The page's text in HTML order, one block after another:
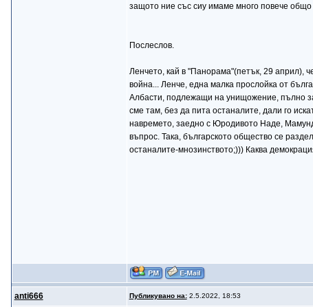
защото ние със сиу имаме много повече общо
Послеслов.
Ленчето, кай в "Панорама"(петък, 29 април),
война... Ленче, една малка прослойка от
Албасти, подлежащи на унищожение, пълно
сме там, без да пита останалите, дали го
навремето, заедно с Юродивото Наде,
въпрос. Така, българското общество се
останалите-мнозинството;))) Каква
anti666 Публикувано на:2.5.2022, 18:53